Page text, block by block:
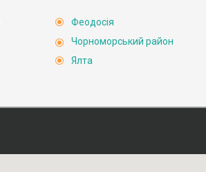
Феодосія
Чорноморський район
Ялта